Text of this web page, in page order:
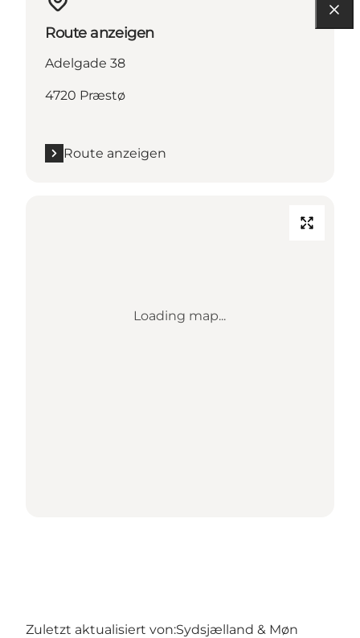
Route anzeigen
Adelgade 38
4720 Præstø
Route anzeigen
Loading map...
Zuletzt aktualisiert von:Sydsjælland & Møn